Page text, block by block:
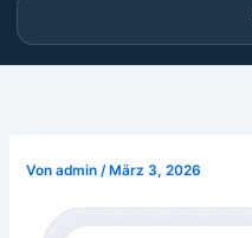
Vonadmin /März 3, 2026